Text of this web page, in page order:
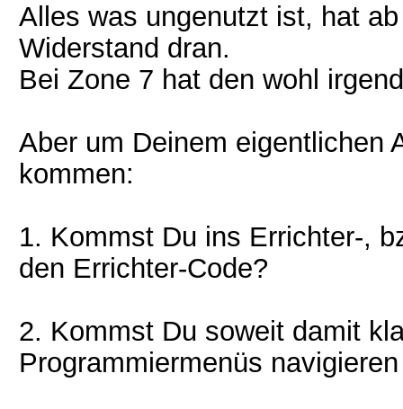
Alles was ungenutzt ist, hat
Widerstand dran.
Bei Zone 7 hat den wohl
Aber um Deinem eigentlichen
kommen:
1. Kommst Du ins Errichter-,
den Errichter-Code?
2. Kommst Du soweit damit
Programmiermenüs